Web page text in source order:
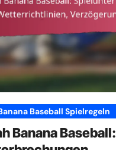
Baseball Spielregeln
Banana Baseball: